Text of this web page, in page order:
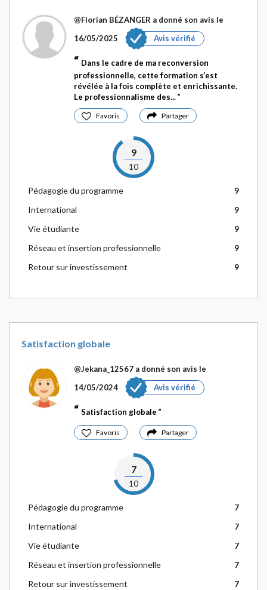
@Florian BÉZANGER a donné son avis le
16/05/2025
Avis vérifié
Dans le cadre de ma reconversion
professionnelle, cette formation s’est
révélée à la fois complète et enrichissante.
Le professionnalisme des...
Favoris Partager
9
10
Pédagogie du programme
9
International
9
Vie étudiante
9
Réseau et insertion professionnelle
9
Retour sur investissement
9
Satisfaction globale
@Jekana_12567 a donné son avis le
14/05/2024
Avis vérifié
Satisfaction globale
Favoris Partager
7
10
Pédagogie du programme
7
International
7
Vie étudiante
7
Réseau et insertion professionnelle
7
Retour sur investissement
7